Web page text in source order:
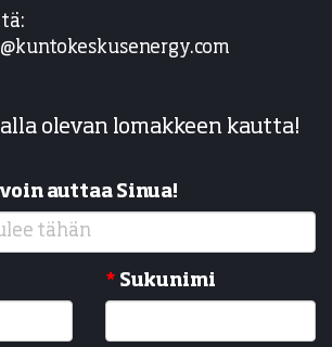
olevan lomakkeen kautta!
auttaa Sinua!
* Sukunimi